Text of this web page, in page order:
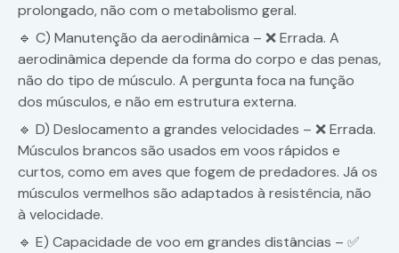
prolongado, não com o metabolismo geral.
🔹 C) Manutenção da aerodinâmica – ❌ Errada. A
aerodinâmica depende da forma do corpo e das penas,
não do tipo de músculo. A pergunta foca na função
dos músculos, e não em estrutura externa.
🔹 D) Deslocamento a grandes velocidades – ❌ Errada.
Músculos brancos são usados em voos rápidos e
curtos, como em aves que fogem de predadores. Já os
músculos vermelhos são adaptados à resistência, não
à velocidade.
🔹 E) Capacidade de voo em grandes distâncias – ✅